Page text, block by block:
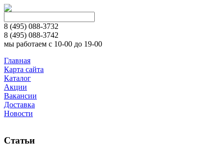
8 (495) 088-3732
8 (495) 088-3742
мы работаем с 10-00 до 19-00
Главная
Карта сайта
Каталог
Акции
Вакансии
Доставка
Новости
Статьи